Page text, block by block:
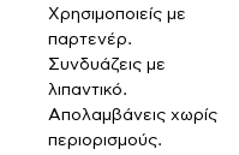
Χρησιμοποιείς με
παρτενέρ.
Συνδυάζεις με
λιπαντικό.
Απολαμβάνεις χωρίς
περιορισμούς.